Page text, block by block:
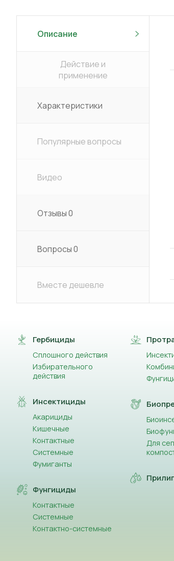
Описание
Действие и
применение
Характеристики
Популярные вопросы
Видео
Отзывы0
Вопросы0
Вместе дешевле
Гербициды
Сплошного действия
Избирательного
действия
Инсектициды
Акарициды
Кишечные
Контактные
Системные
Фумиганты
Фунгициды
Контактные
Системные
Контактно-системные
Для